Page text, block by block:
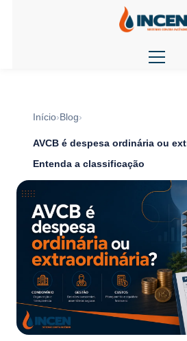
Início Blog
AVCB é despesa ordinária ou
Entenda a classificação